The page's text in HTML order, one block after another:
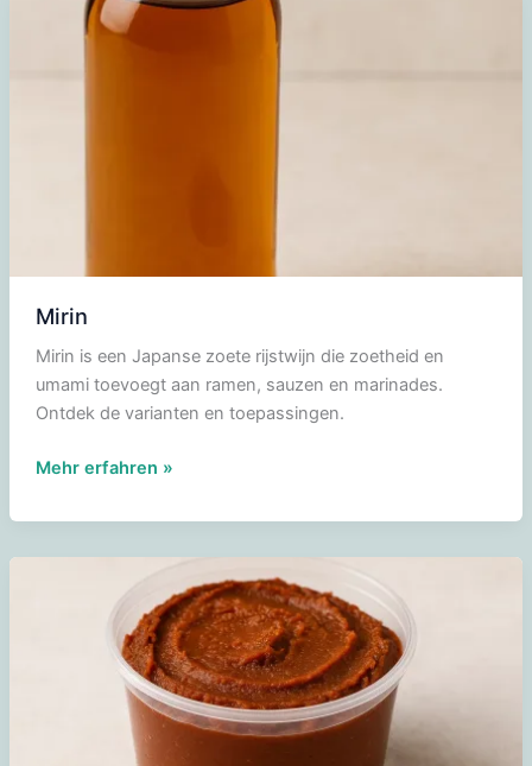
Mirin
Mirin is een Japanse zoete rijstwijn die zoetheid en
umami toevoegt aan ramen, sauzen en marinades.
Ontdek de varianten en toepassingen.
Mirin
Mehr erfahren »